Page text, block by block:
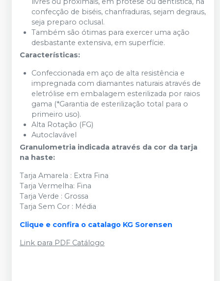
confecção de biséis, chanfraduras, sejam degraus,
seja preparo oclusal.
Também são ótimas para exercer uma ação
desbastante extensiva, em superfície.
Características:
Confeccionada em aço de alta resistência e
impregnada com diamantes naturais através de
eletrólise em embalagem esterilizada por raios
gama (*Garantia de esterilização total para o
primeiro uso).
Alta Rotação (FG)
Autoclavável
Granulometria indicada através da cor da tarja
na haste:
Tarja Amarela : Extra Fina
Tarja Vermelha: Fina
Tarja Verde : Grossa
Tarja Sem Cor : Média
Clique e confira o catalago KG Sorensen
Link para PDF Catálogo